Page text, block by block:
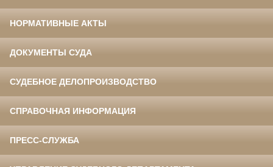
НОРМАТИВНЫЕ АКТЫ
ДОКУМЕНТЫ СУДА
СУДЕБНОЕ ДЕЛОПРОИЗВОДСТВО
СПРАВОЧНАЯ ИНФОРМАЦИЯ
ПРЕСС-СЛУЖБА